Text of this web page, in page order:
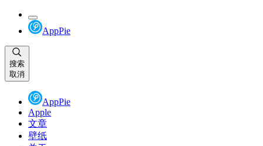
AppPie
搜索
取消
AppPie
Apple
文章
壁纸